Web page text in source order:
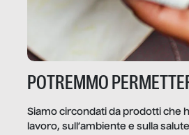
POTREMMO
Siamo circondati da prodotti che
lavoro, sull’ambiente e sulla